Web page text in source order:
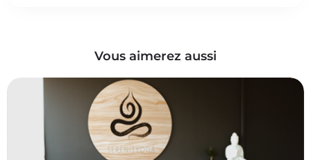
Vous aimerez aussi